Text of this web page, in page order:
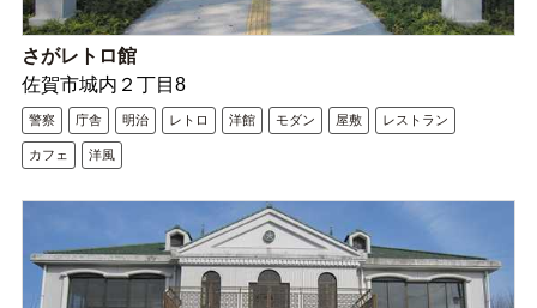
さがレトロ館
佐賀市城内２丁目8
警察 庁舎 明治 レトロ 洋館 モダン 屋敷 レストラン
カフェ 洋風